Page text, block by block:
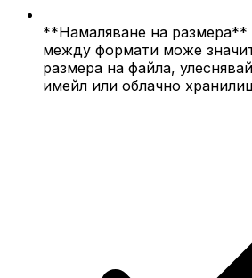
**Намаляване на
между формати може
размера на файла,
имейл или облачно